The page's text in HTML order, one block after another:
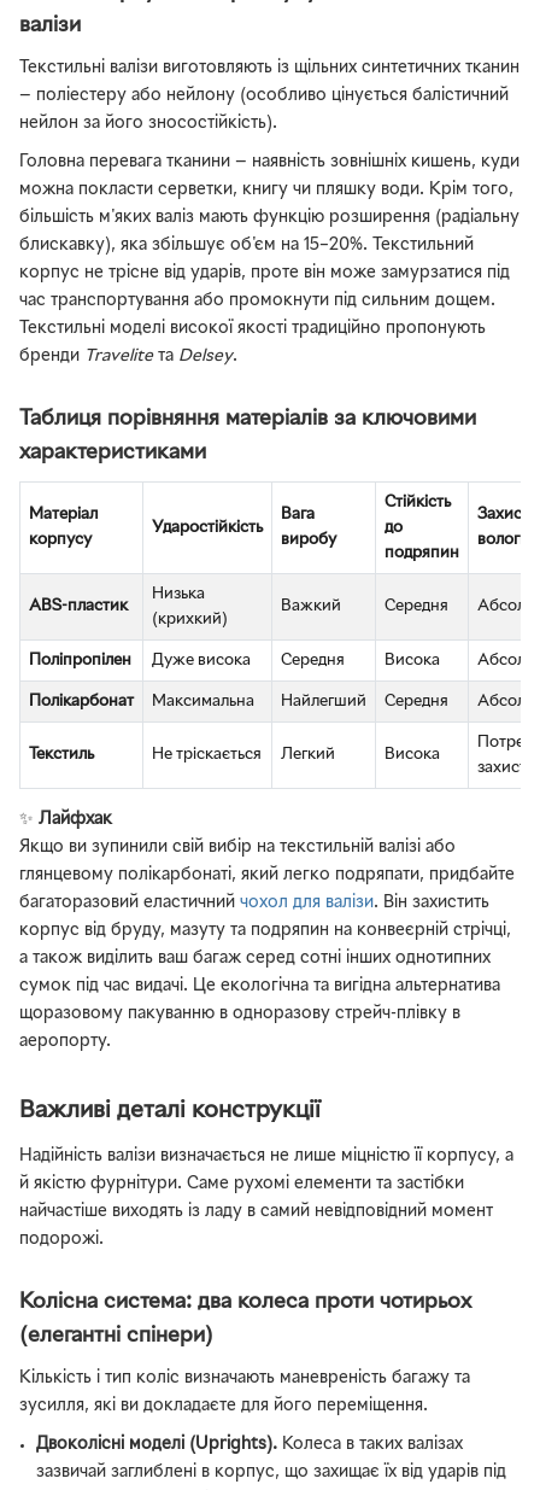
валізи
Текстильні валізи виготовляють із щільних синтетичних тканин
— поліестеру або нейлону (особливо цінується балістичний
нейлон за його зносостійкість).
Головна перевага тканини — наявність зовнішніх кишень, куди
можна покласти серветки, книгу чи пляшку води. Крім того,
більшість м'яких валіз мають функцію розширення (радіальну
блискавку), яка збільшує об'єм на 15–20%. Текстильний
корпус не трісне від ударів, проте він може замурзатися під
час транспортування або промокнути під сильним дощем.
Текстильні моделі високої якості традиційно пропонують
бренди Traveliteта Delsey.
Таблиця порівняння матеріалів за ключовими
характеристиками
Матеріал
корпусу
Ударостійкість
Вага
виробу
Стійкість
до
подряпин
Захист
вологи
ABS-пластик
Низька
(крихкий)
Важкий Середня
Поліпропілен Дуже висока Середня Висока
Полікарбонат Максимальна Найлегший Середня
Текстиль Не тріскається Легкий Висока
захисту
✨ Лайфхак
Якщо ви зупинили свій вибір на текстильній валізі або
глянцевому полікарбонаті, який легко подряпати, придбайте
багаторазовий еластичний чохол для валізи. Він захистить
корпус від бруду, мазуту та подряпин на конвеєрній стрічці,
а також виділить ваш багаж серед сотні інших однотипних
сумок під час видачі. Це екологічна та вигідна альтернатива
щоразовому пакуванню в одноразову стрейч-плівку в
аеропорту.
Важливі деталі конструкції
Надійність валізи визначається не лише міцністю її корпусу, а
й якістю фурнітури. Саме рухомі елементи та застібки
найчастіше виходять із ладу в самий невідповідний момент
подорожі.
Колісна система: два колеса проти чотирьох
(елегантні спінери)
Кількість і тип коліс визначають маневреність багажу та
зусилля, які ви докладаєте для його переміщення.
Двоколісні моделі (Uprights). Колеса в таких валізах
зазвичай заглиблені в корпус, що захищає їх від ударів під